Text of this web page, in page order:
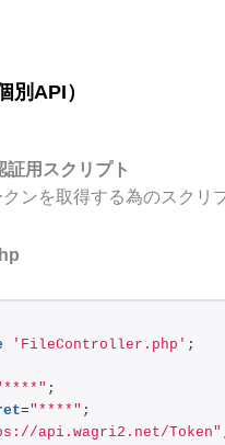
別API）
証用スクリプト
ンを取得する為のスクリ
'FileController.php' ;
;
="****" ;
api.wagri2.net/Token"